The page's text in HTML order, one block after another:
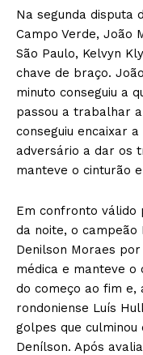
Na segunda disputa
Campo Verde, João
São Paulo, Kelvyn
chave de braço.
minuto conseguiu a
passou a trabalhar
conseguiu encaixar
adversário a dar os
manteve o cinturão
Em confronto válido
da noite, o campeão
Denilson Moraes
médica e manteve o
do começo ao fim e,
rondoniense Luís
golpes que
Denílson. Após